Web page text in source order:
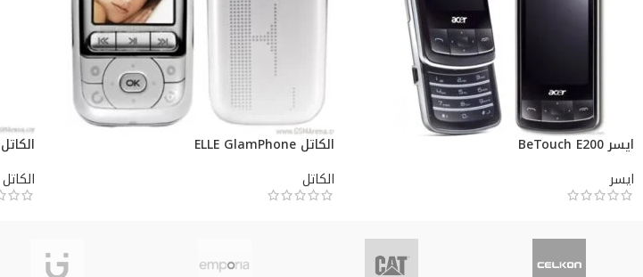
ايسر BeTouch E200
ايسر
الكاتل ELLE GlamPhone
الكاتل
الكاتل ELLE No 3
الكاتل